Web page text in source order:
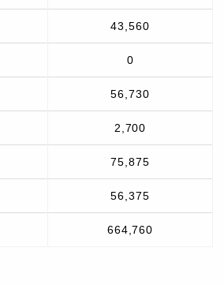
43,560
0
56,730
2,700
75,875
56,375
664,760